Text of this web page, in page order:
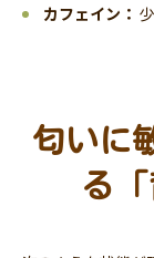
カフェイン：
匂いに
る